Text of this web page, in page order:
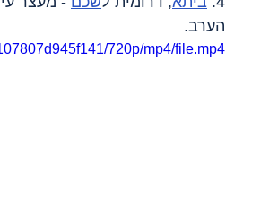
הערב.
720p/mp4/file.mp4